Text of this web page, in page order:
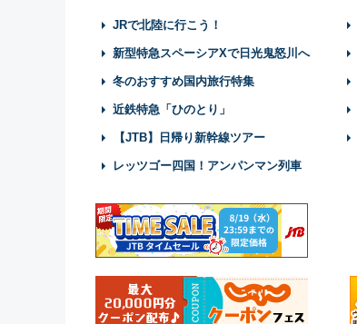
JRで北陸に行こう！
新型特急スペーシアXで日光鬼怒川へ
冬のおすすめ国内旅行特集
近鉄特急「ひのとり」
【JTB】日帰り新幹線ツアー
レッツゴー四国！アンパンマン列車